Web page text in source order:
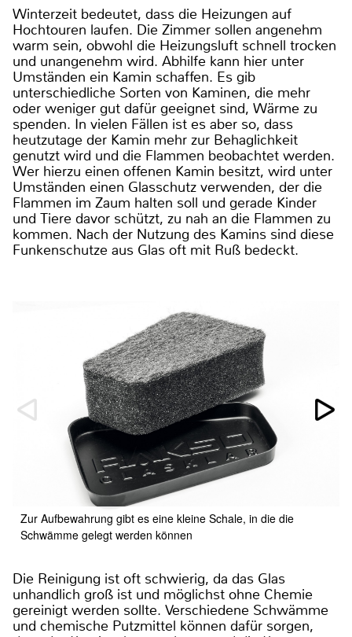
Winterzeit bedeutet, dass die Heizungen auf
Hochtouren laufen. Die Zimmer sollen angenehm
warm sein, obwohl die Heizungsluft schnell trocken
und unangenehm wird. Abhilfe kann hier unter
Umständen ein Kamin schaffen. Es gib
unterschiedliche Sorten von Kaminen, die mehr
oder weniger gut dafür geeignet sind, Wärme zu
spenden. In vielen Fällen ist es aber so, dass
heutzutage der Kamin mehr zur Behaglichkeit
genutzt wird und die Flammen beobachtet werden.
Wer hierzu einen offenen Kamin besitzt, wird unter
Umständen einen Glasschutz verwenden, der die
Flammen im Zaum halten soll und gerade Kinder
und Tiere davor schützt, zu nah an die Flammen zu
kommen. Nach der Nutzung des Kamins sind diese
Funkenschutze aus Glas oft mit Ruß bedeckt.
Zur Aufbewahrung gibt es eine kleine Schale, in die die
Schwämme gelegt werden können
Die Reinigung ist oft schwierig, da das Glas
unhandlich groß ist und möglichst ohne Chemie
gereinigt werden sollte. Verschiedene Schwämme
und chemische Putzmittel können dafür sorgen,